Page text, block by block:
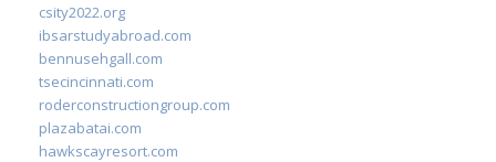
csity2022.org
ibsarstudyabroad.com
bennusehgall.com
tsecincinnati.com
roderconstructiongroup.com
plazabatai.com
hawkscayresort.com